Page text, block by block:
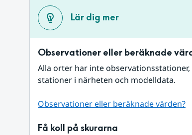
Lär dig mer
Observationer eller beräknade
Alla orter har inte
stationer i närheten och modelldata.
Observationer eller beräknade värden?
Få koll på skurarna